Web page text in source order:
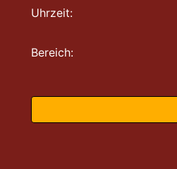
Uhrzeit:
Bereich: